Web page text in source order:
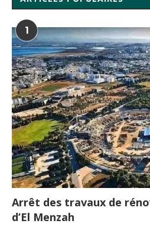
1
Arrêt des travaux de
d’El Menzah